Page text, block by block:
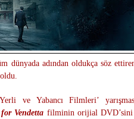
dünyada adından oldukça söz
ve Yabancı Filmleri’
Vendetta filminin orijial DVD’sini